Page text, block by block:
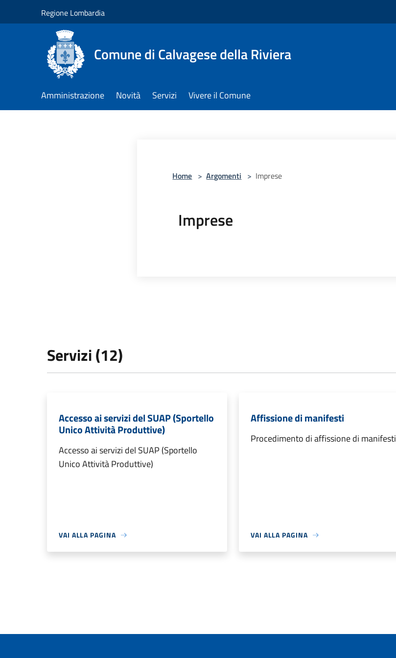
Regione Lombardia
Comune di Calvagese della Riviera
Amministrazione Novità Servizi Vivere il Comune
Home > Argomenti > Imprese
Imprese
Servizi (12)
Accesso ai servizi del SUAP (Sportello
Unico Attività Produttive)
Accesso ai servizi del SUAP (Sportello
Unico Attività Produttive)
VAI ALLA PAGINA
Affissione di manifesti
Procedimento di affissione di manifesti
VAI ALLA PAGINA